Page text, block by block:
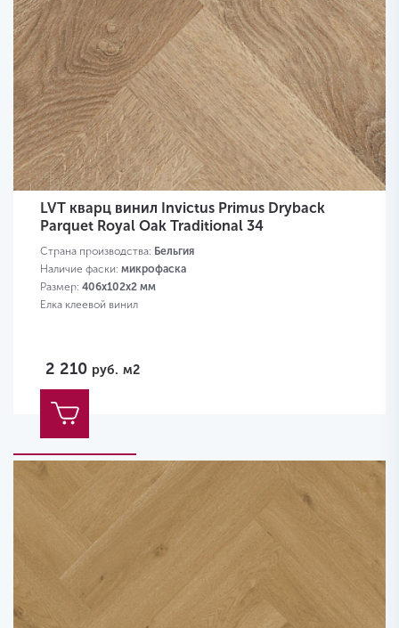
LVT кварц винил Invictus Primus Dryback
Parquet Royal Oak Traditional 34
Страна производства: Бельгия
Наличие фаски: микрофаска
Размер: 406х102х2 мм
Елка клеевой винил
2 210 руб. м2